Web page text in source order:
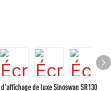
de luxe Sinoswan SR130